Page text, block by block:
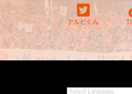
アルビくん